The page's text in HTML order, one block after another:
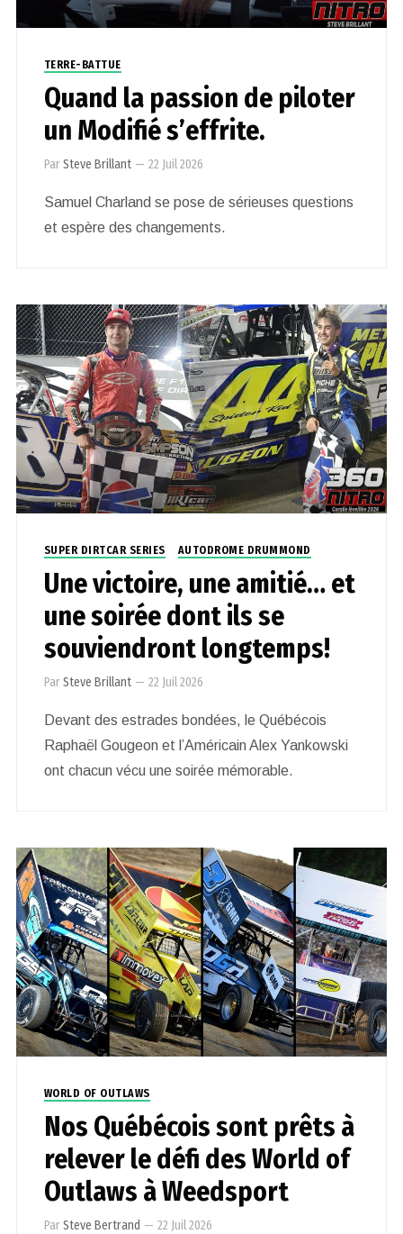
TERRE-BATTUE
Quand la passion de piloter
un Modifié s’effrite.
ParSteve Brillant — 22 Juil 2026
Samuel Charland se pose de sérieuses questions
et espère des changements.
SUPER DIRTCAR SERIES AUTODROME DRUMMOND
Une victoire, une amitié… et
une soirée dont ils se
souviendront longtemps!
ParSteve Brillant — 22 Juil 2026
Devant des estrades bondées, le Québécois
Raphaël Gougeon et l’Américain Alex Yankowski
ont chacun vécu une soirée mémorable.
WORLD OF OUTLAWS
Nos Québécois sont prêts à
relever le défi des World of
Outlaws à Weedsport
ParSteve Bertrand — 22 Juil 2026